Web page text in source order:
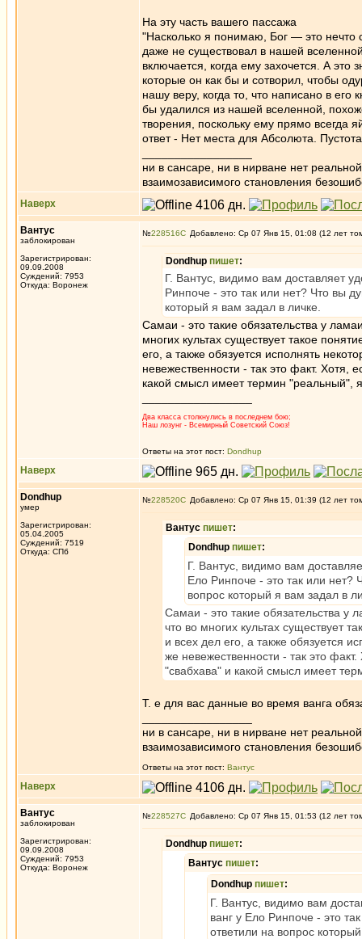
На эту часть вашего пассажа
"Насколько я понимаю, Бог — это
даже не существовал в нашей
включается, когда ему захочется. А
которые он как бы и сотворил, чтобы
нашу веру, когда то, что написано в его
бы удалился из нашей вселенной,
творения, поскольку ему прямо всегда
ответ - Нет места для Абсолюта.
ни в сансаре, ни в нирване нет
взаимозависимого становления
Наверх
Вантус
заблокирован
Зарегистрирован:
09.09.2008
Суждений: 7953
Откуда: Воронеж
№228516 Добавлено: Ср 07 Янв 15, 01:08 (12 лет
Dondhup пишет:
Г. Вантус, видимо вам доставляет
Ринпоче - это так или нет? Что вы
который я вам задал в личке.
Самаи - это такие обязательства у
многих культах существует такое
его, а также обязуется исполнять
невежественности - так это факт. Хотя,
какой смысл имеет термин "реальный",
Два класса столкнулись в последнем бою;
Наш лозунг - Всемирный Советский Союз!
Ответы на этот пост: Dondhup
Наверх
Dondhup
умер
Зарегистрирован:
05.04.2005
Суждений: 7519
Откуда: СПб
№228520 Добавлено: Ср 07 Янв 15, 01:39 (12 лет
Вантус пишет:
Dondhup пишет:
Г. Вантус, видимо вам
Ело Ринпоче - это так или
вопрос который я вам задал в
Самаи - это такие обязательства у
что во многих культах существует
и всех дел его, а также обязуется
же невежественности - так это
"свабхава" и какой смысл имеет
Т. е для вас данные во время ванга
ни в сансаре, ни в нирване нет
взаимозависимого становления
Ответы на этот пост: Вантус
Наверх
Вантус
заблокирован
Зарегистрирован:
09.09.2008
Суждений: 7953
Откуда: Воронеж
№228527 Добавлено: Ср 07 Янв 15, 01:53 (12 лет
Dondhup пишет:
Вантус пишет:
Dondhup пишет:
Г. Вантус, видимо вам
ванг у Ело Ринпоче - это
ответили на вопрос